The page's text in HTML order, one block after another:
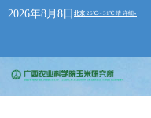
2026年8月8日